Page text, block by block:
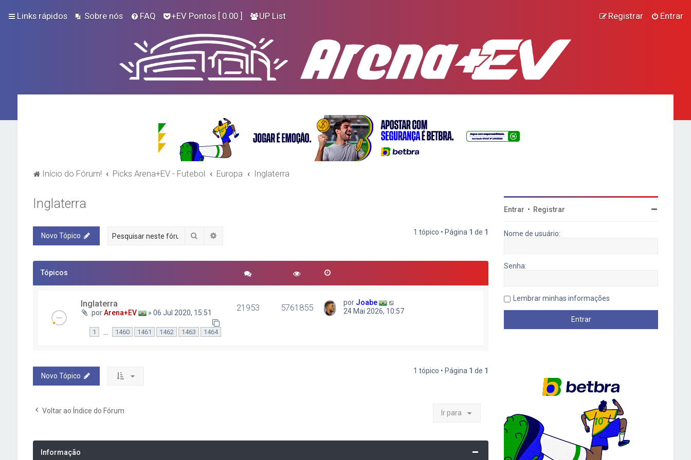
Links rápidos Sobre nós FAQ +EV Pontos [ 0.00 ] UP List Entrar
Registrar
Início do Fórum! Picks Arena+EV - Futebol Europa Inglaterra
Inglaterra
Novo Tópico Pesquisar 1 tópico • Página 1 de 1
Tópicos
Inglaterra
porArena+EV » 06 Jul 2020, 15:51
1 1460 1461 1462 1463 1464
21953 5761855 por Joabe
24 Mai 2026, 10:57
Novo Tópico
1 tópico • Página 1 de 1
Voltar ao Índice do Fórum Ir para
Informação
Entrar • Registrar
Nome de usuário:
Senha:
Lembrar minhas informações